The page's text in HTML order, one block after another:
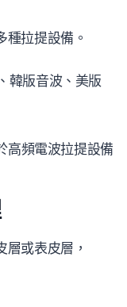
種拉提設備。
韓版音波、美版
高頻電波拉提設備
或表皮層，